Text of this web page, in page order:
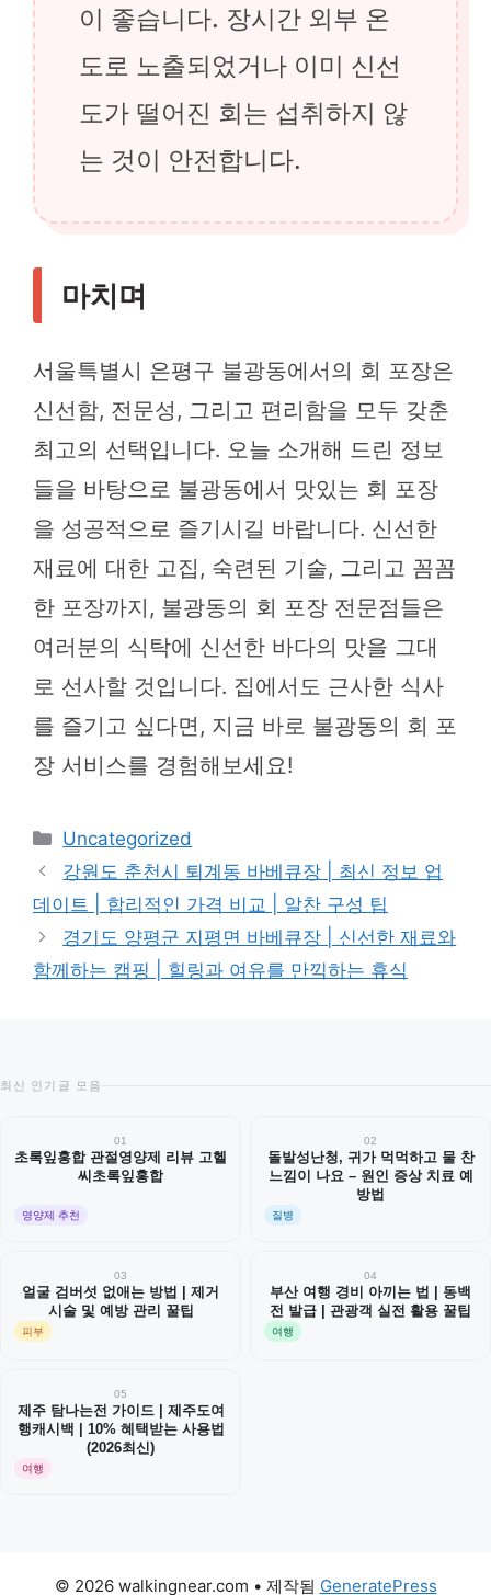
이 좋습니다. 장시간 외부 온
도로 노출되었거나 이미 신선
도가 떨어진 회는 섭취하지 않
는 것이 안전합니다.
마치며
서울특별시 은평구 불광동에서의 회 포장은
신선함, 전문성, 그리고 편리함을 모두 갖춘
최고의 선택입니다. 오늘 소개해 드린 정보
들을 바탕으로 불광동에서 맛있는 회 포장
을 성공적으로 즐기시길 바랍니다. 신선한
재료에 대한 고집, 숙련된 기술, 그리고 꼼꼼
한 포장까지, 불광동의 회 포장 전문점들은
여러분의 식탁에 신선한 바다의 맛을 그대
로 선사할 것입니다. 집에서도 근사한 식사
를 즐기고 싶다면, 지금 바로 불광동의 회 포
장 서비스를 경험해보세요!
카
테
리
Uncategorized
강원도 춘천시 퇴계동 바베큐장 | 최신 정보 업
데이트 | 합리적인 가격 비교 | 알찬 구성 팁
경기도 양평군 지평면 바베큐장 | 신선한 재료와
함께하는 캠핑 | 힐링과 여유를 만끽하는 휴식
최신 인기글 모음
01
초록잎홍합 관절영양제 리뷰 고헬
씨초록잎홍합
영양제 추천
02
돌발성난청, 귀가 먹먹하고 물 찬
느낌이 나요 – 원인 증상 치료 예
방법
질병
03
얼굴 검버섯 없애는 방법 | 제거
시술 및 예방 관리 꿀팁
피부
04
부산 여행 경비 아끼는 법 | 동백
전 발급 | 관광객 실전 활용 꿀팁
여행
05
제주 탐나는전 가이드 | 제주도여
행캐시백 | 10% 혜택받는 사용법
(2026최신)
여행
© 2026 walkingnear.com • 제작됨 GeneratePress